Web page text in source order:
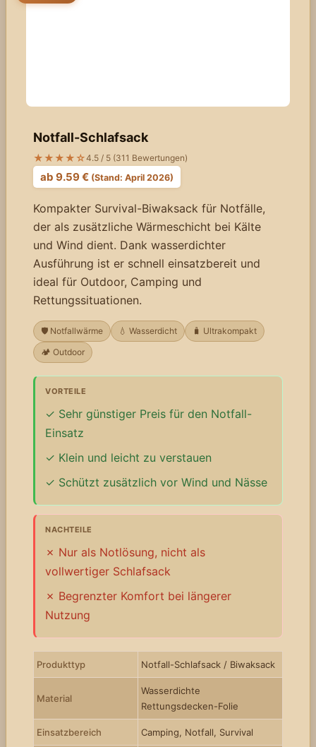
Notfall-Schlafsack
★★★★☆4.5 / 5 (311 Bewertungen)
ab 9.59 € (Stand: April 2026)
Kompakter Survival-Biwaksack für Notfälle,
der als zusätzliche Wärmeschicht bei Kälte
und Wind dient. Dank wasserdichter
Ausführung ist er schnell einsatzbereit und
ideal für Outdoor, Camping und
Rettungssituationen.
🛡️ Notfallwärme 💧 Wasserdicht
🧳 Ultrakompakt
🏕️ Outdoor
VORTEILE
Sehr günstiger Preis für den Notfall-
Einsatz
Klein und leicht zu verstauen
Schützt zusätzlich vor Wind und Nässe
NACHTEILE
Nur als Notlösung, nicht als
vollwertiger Schlafsack
Begrenzter Komfort bei längerer
Nutzung
Produkttyp Notfall-Schlafsack / Biwaksack
Material
Wasserdichte
Rettungsdecken-Folie
Einsatzbereich Camping, Notfall, Survival